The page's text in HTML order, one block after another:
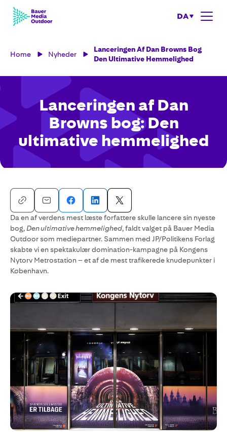
DA
Home Nyheder
Lanceringen Af Dan Browns Bog
Den Ultimative Hemmelighed
Lanceringen af Dan
Browns bog: Den
ultimative hemmelighed
Da en af verdens mest læste forfattere skulle lancere sin nyeste
bog, Den ultimative hemmelighed, faldt valget på Bauer Media
Outdoor som mediepartner. Sammen med JP/Politikens Forlag
skabte vi en spektakulær domination-kampagne på Kongens
Nytorv Metrostation – et af de mest trafikerede knudepunkter i
København.